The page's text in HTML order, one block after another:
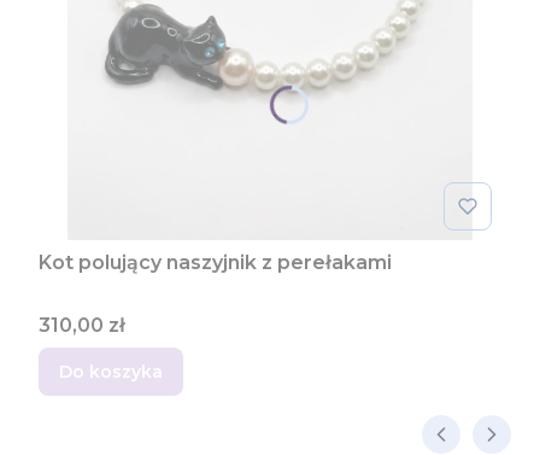
Kot polujący naszyjnik z perełakami
Cena
310,00 zł
Do koszyka